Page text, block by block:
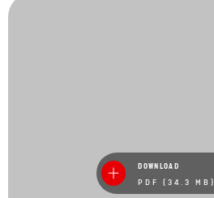
DOWNLOAD
PDF (34.3 MB)